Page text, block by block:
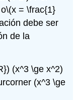
o\(x = \frac{1}
debe ser
de la
(x^3 \ge x^2)
(x^3 \ge